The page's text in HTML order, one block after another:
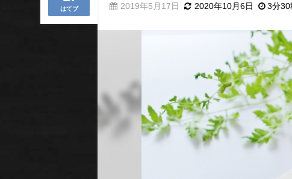
はてブ 2019年5月17日 2020年10月6日 3分30